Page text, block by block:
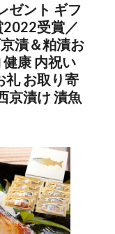
ゼント ギフ
2022受賞／
漬＆粕漬お
康 内祝い
礼 お取り寄
京漬け 漬魚